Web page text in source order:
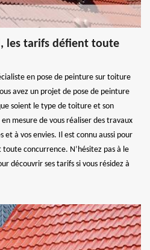
les tarifs défient toute
en pose de peinture sur toiture
avez un projet de pose de peinture
soient le type de toiture et son
mesure de vous réaliser des travaux
à vos envies. Il est connu aussi pour
concurrence. N’hésitez pas à le
découvrir ses tarifs si vous résidez à